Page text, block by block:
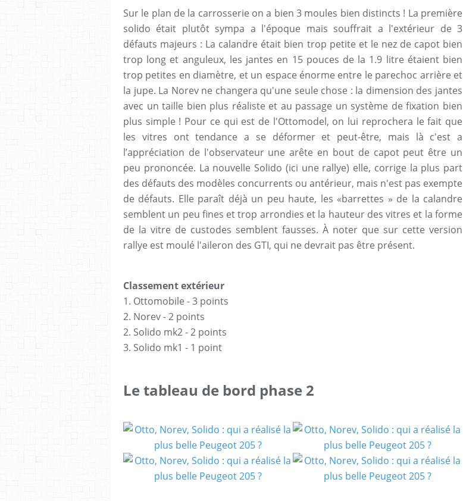
Sur le plan de la carrosserie on a bien 3 moules bien distincts ! La première
solido était plutôt sympa a l'époque mais souffrait a l'extérieur de 3
défauts majeurs : La calandre était bien trop petite et le nez de capot bien
trop long et anguleux, les jantes en 15 pouces de la 1.9 litre étaient bien
trop petites en diamètre, et un espace énorme entre le parechoc arrière et
la jupe. La Norev ne changera qu'une seule chose : la dimension des jantes
avec un taille bien plus réaliste et au passage un système de fixation bien
plus simple ! Pour ce qui est de l'Ottomodel, on lui reprochera le fait que
les vitres ont tendance a se déformer et peut-être, mais là c'est a
l’appréciation de l'observateur une arête en bout de capot peut être un
peu prononcée. La nouvelle Solido (ici une rallye) elle, corrige la plus part
des défauts des modèles concurrents ou antérieur, mais n'est pas exempte
de défauts. Elle paraît déjà un peu haute, les «barrettes » de la calandre
semblent un peu fines et trop arrondies et la hauteur des vitres et la forme
de la vitre de custodes semblent fausses. À noter que sur cette version
rallye est moulé l'aileron des GTI, qui ne devrait pas être présent.
Classement extérieur
1. Ottomobile - 3 points
2. Norev - 2 points
2. Solido mk2 - 2 points
3. Solido mk1 - 1 point
Le tableau de bord phase 2